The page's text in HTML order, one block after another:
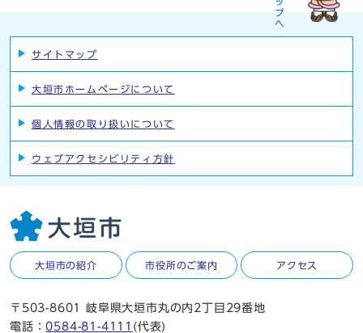
サイトマップ
大垣市ホームページについて
個人情報の取り扱いについて
ウェブアクセシビリティ方針
大垣市の紹介 市役所のご案内 アクセス
〒503-8601 岐阜県大垣市丸の内2丁目29番地
電話：0584-81-4111 (代表)